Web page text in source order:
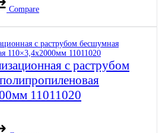
Compare
с раструбом
11011020